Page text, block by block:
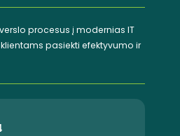
procesus į modernias IT
pasiekti efektyvumo ir